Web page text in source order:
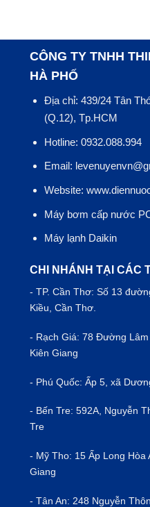
CÔNG TY TNHH
HÀ PHỐ
Địa chỉ: 439/24 Tân
(Q.12), Tp.HCM
Hotline: 0932.088.994
Email:
Website:
Máy bơm cấp nước
Máy lạnh Daikin
CHI NHÁNH TẠI CÁC
- TP.Cần Thơ: Số 13
Kiều, Cần Thơ.
- Rạch Giá: 78 Đường Lâm
Kiên Giang
- Phú Quốc: Ấp 5, xã
- Bến Tre: 592A, Nguyễn
Tre
- Mỹ Tho: 15 Ấp Long
Giang
- Tân An: 248 Nguyễn